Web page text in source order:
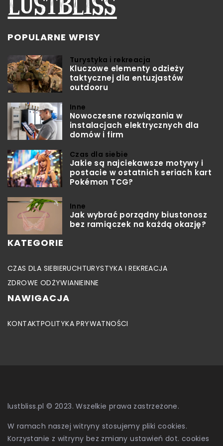
POPULARNE WPISY
Turystyka i rekreacja
Kluczowe elementy odzieży
taktycznej dla entuzjastów
outdooru
Inne
Nowoczesne rozwiązania w
instalacjach elektrycznych dla
domów i firm
Czas dla siebie
Jakie są najciekawsze motywy i
postacie w ostatnich seriach kart
Pokémon TCG?
Inne
Jak wybrać porządny biustonosz
bez ramiączek na każdą okazję?
KATEGORIE
CZAS DLA SIEBIERUCHTURYSTYKA I REKREACJA
ZDROWE ODŻYWIANIEINNE
NAWIGACJA
KONTAKTPOLITYKA PRYWATNOŚCI
lustbliss.pl © 2023. Wszelkie prawa zastrzeżone.
W ramach naszej witryny stosujemy pliki cookies.
Korzystanie z witryny bez zmiany ustawień dot. cookies